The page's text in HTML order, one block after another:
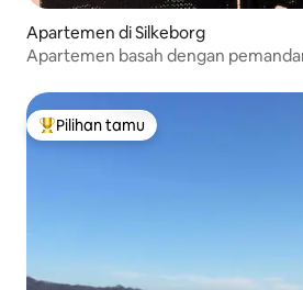
Apartemen di Silkeborg
Apartemen basah dengan
Pilihan tamu terpopuler
Pilihan tamu